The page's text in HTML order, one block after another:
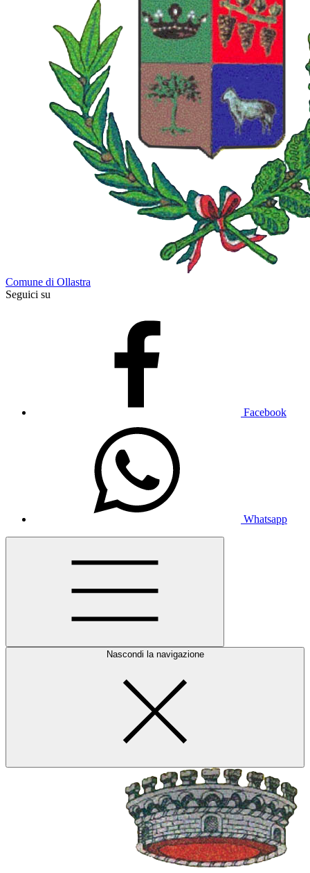
Comune di Ollastra
Seguici su
Facebook
Whatsapp
Nascondi la navigazione